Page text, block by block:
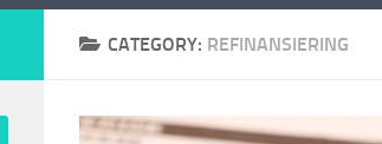
CATEGORY: REFINANSIERING